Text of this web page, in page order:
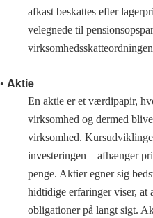
afkast beskattes efter
velegnede til
• Aktie
En aktie er et værdipapir,
virksomhed og dermed
virksomhed.
investeringen – afhænger
penge. Aktier egner sig
hidtidige erfaringer viser, at
obligationer på langt sigt.